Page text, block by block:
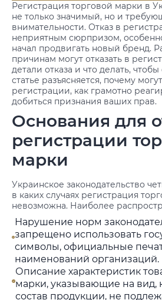
Регистрация торговой марки в
не только значимый, но и
внимательности. Отказ в
неприятным сюрпризом,
начал продвигать новый бренд.
причинам могут отказать в
детали отказа и что делать,
статье разъясняется, почему
регистрации, как грамотно
добиться признания ваших прав.
Основания для
регистрации
марки
Украинское законодательство
в каких случаях регистрация
невозможна. Наиболее
Нарушение норм
запрещено использовать
символы, официальные
наименований организаций.
Описание характеристик
марки, указывающие на вид,
состав продукции, не